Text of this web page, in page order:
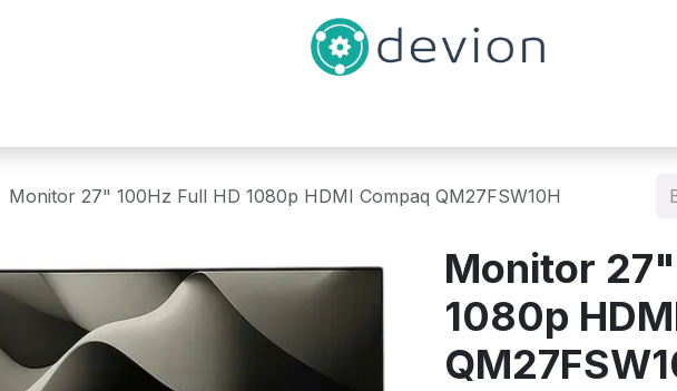
Monitor 27" 100Hz Full HD 1080p HDMI Compaq QM27FSW10H
Monitor
1080p